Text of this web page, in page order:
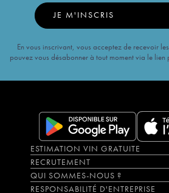
JE M'INSCRIS
En vous inscrivant, vous acceptez de recevoir
pouvez vous désabonner à tout moment via le lien
ESTIMATION VIN GRATUITE
RECRUTEMENT
QUI SOMMES-NOUS ?
RESPONSABILITÉ D'ENTREPRISE